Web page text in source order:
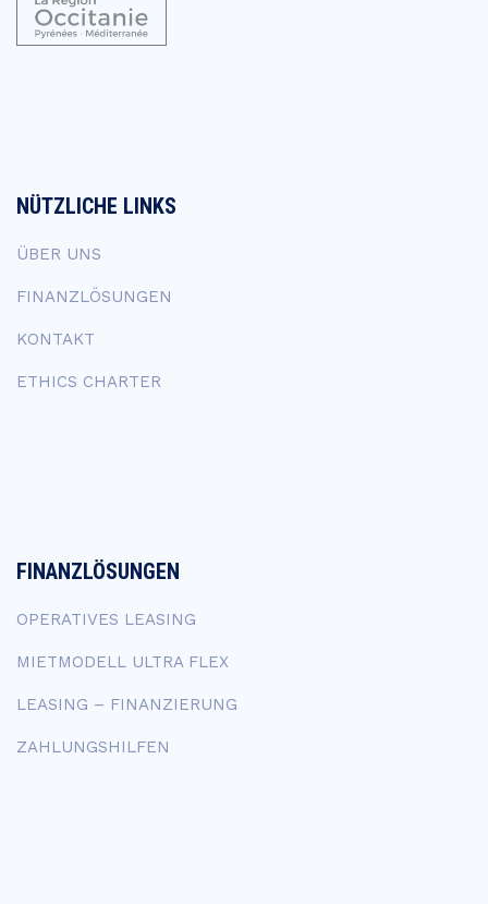
NÜTZLICHE LINKS
ÜBER UNS
FINANZLÖSUNGEN
KONTAKT
ETHICS CHARTER
FINANZLÖSUNGEN
OPERATIVES LEASING
MIETMODELL ULTRA FLEX
LEASING – FINANZIERUNG
ZAHLUNGSHILFEN